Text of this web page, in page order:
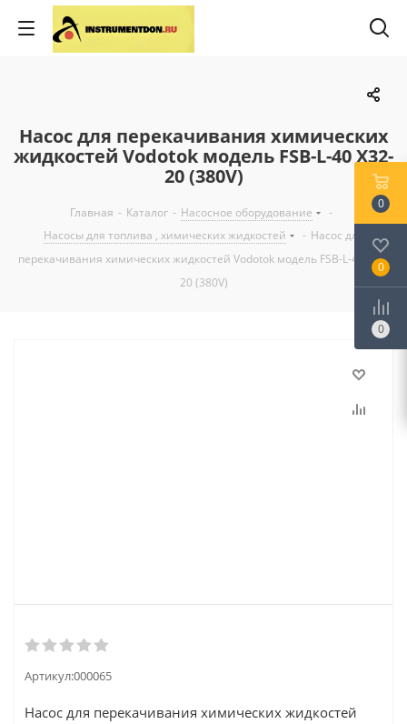
Насос для перекачивания химических
жидкостей Vodotok модель FSB-L-40 X32-
20 (380V)
Главная - Каталог - Насосное оборудование
-
Насосы для топлива , химических жидкостей
- Насос для
перекачивания химических жидкостей Vodotok модель FSB-L-40 X32-
20 (380V)
Артикул:000065
Насос для перекачивания химических жидкостей
0
0
0